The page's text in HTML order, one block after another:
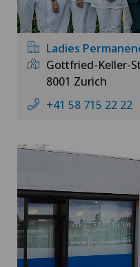
Ladies
Gottfried-Keller-
8001 Zurich
+41 58 715 22 22